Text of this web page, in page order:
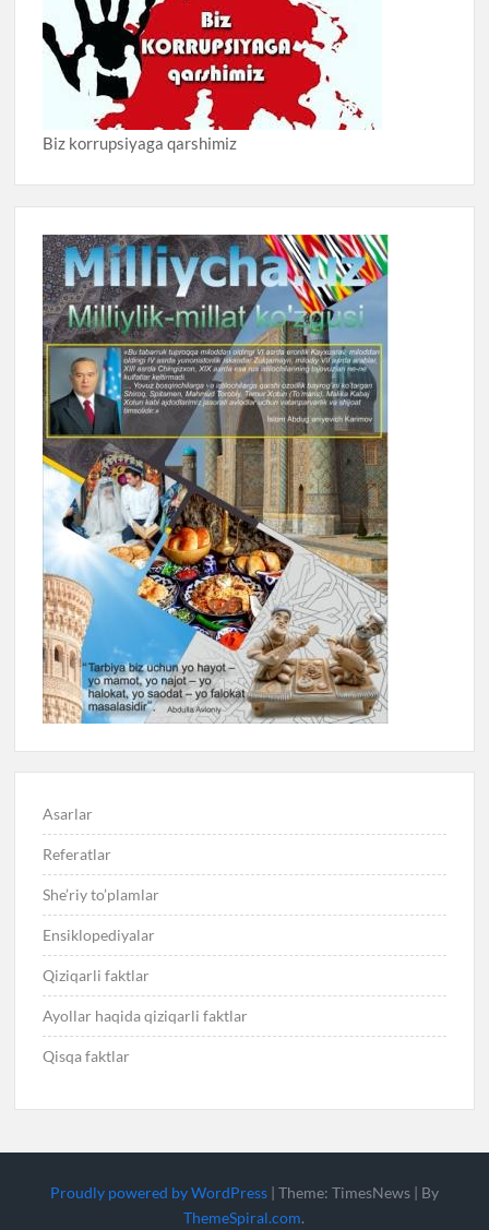
Biz korrupsiyaga qarshimiz
Asarlar
Referatlar
She’riy to’plamlar
Ensiklopediyalar
Qiziqarli faktlar
Ayollar haqida qiziqarli faktlar
Qisqa faktlar
Proudly powered by WordPress | Theme: TimesNews | By
ThemeSpiral.com.